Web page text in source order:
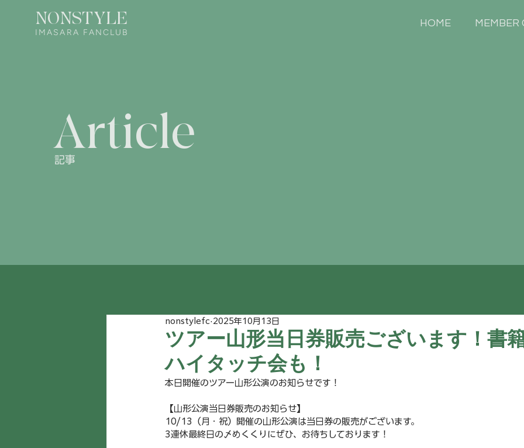
NONSTYLE
IMASARA FANCLUB
HOME MEMBER
Article
記事
ツアー山形当日券販売ございます！書
ハイタッチ会も！
nonstylefc 2025年10月13日
本日開催のツアー山形公演のお知らせです！
【山形公演当日券販売のお知らせ】
10/13（月・祝）開催の山形公演は当日券の販売がございます。
3連休最終日の〆めくくりにぜひ、お待ちしております！